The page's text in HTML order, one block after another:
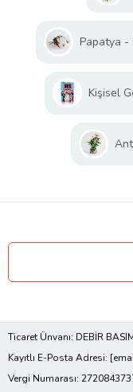
Papatya -
Kişisel
Ticaret Ünvanı: DEBİR
Kayıtlı E-Posta Adresi:
Vergi Numarası: